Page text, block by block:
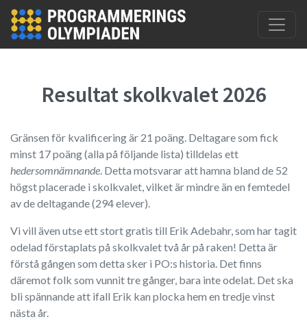
Resultat skolkvalet 2026
Gränsen för kvalificering är 21 poäng. Deltagare som fick
minst 17 poäng (alla på följande lista) tilldelas ett
hedersomnämnande. Detta motsvarar att hamna bland de 52
högst placerade i skolkvalet, vilket är mindre än en femtedel
av de deltagande (294 elever).
Vi vill även utse ett stort gratis till Erik Adebahr, som har tagit
odelad förstaplats på skolkvalet två år på raken! Detta är
förstå gången som detta sker i PO:s historia. Det finns
däremot folk som vunnit tre gånger, bara inte odelat. Det ska
bli spännande att ifall Erik kan plocka hem en tredje vinst
nästa år.